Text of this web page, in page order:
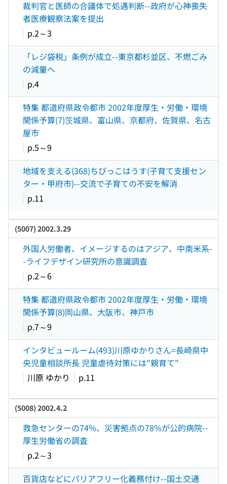
裁判官と医師の合議体で処遇判断--政府が心神喪失
者医療観察法案を提出
p.2～3
「レジ袋税」条例が成立--東京都杉並区、不燃ごみ
の減量へ
p.4
特集 都道府県政令都市 2002年度厚生・労働・環境
関係予算(7)茨城県、富山県、京都府、佐賀県、名古
屋市
p.5～9
地域を支える(368)ちびっこはうす(子育て支援セン
ター・甲府市)--交流で子育ての不安を解消
p.11
(5007) 2002.3.29
外国人労働者、イメージするのはアジア、中南米系-
-ライフデザイン研究所の意識調査
p.2～6
特集 都道府県政令都市 2002年度厚生・労働・環境
関係予算(8)岡山県、大阪市、神戸市
p.7～9
インタビュールーム(493)川原ゆかりさん=長崎県中
央児童相談所長 児童虐待対策には"親育て"
川原 ゆかり
p.11
(5008) 2002.4.2
救急センターの74%、災害拠点の78%が公的病院--
厚生労働省の調査
p.2～3
百貨店などにバリアフリー化義務付け--国土交通